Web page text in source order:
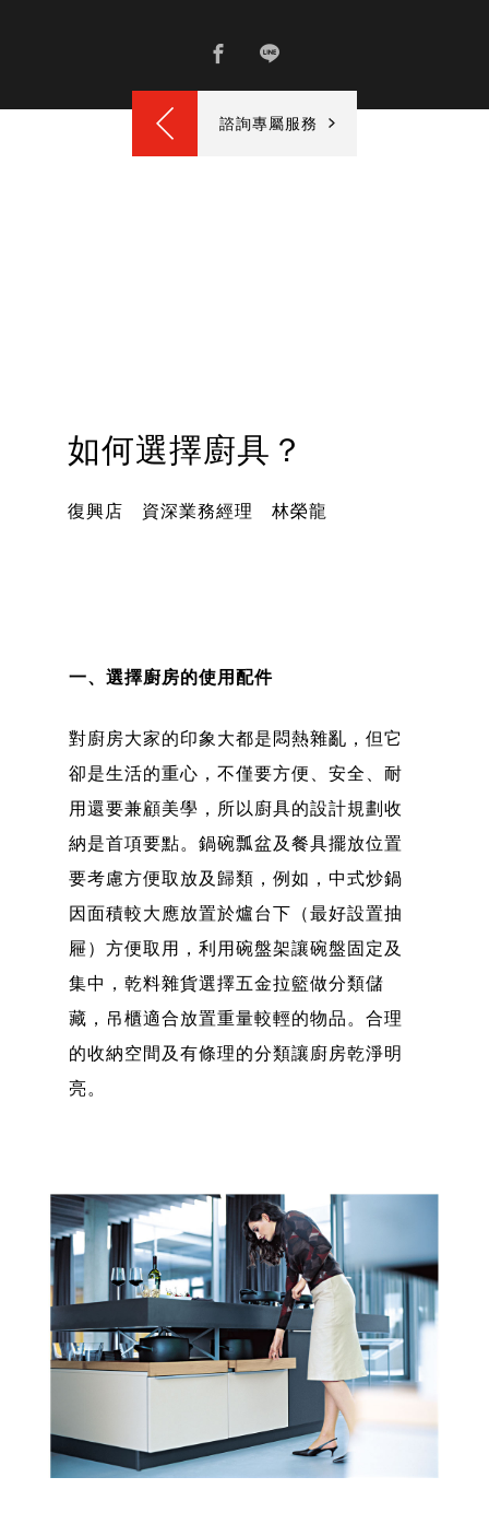
諮詢專屬服務
如何選擇廚具？
復興店 資深業務經理 林榮龍
一、選擇廚房的使用配件
對廚房大家的印象大都是悶熱雜亂，但它
卻是生活的重心，不僅要方便、安全、耐
用還要兼顧美學，所以廚具的設計規劃收
納是首項要點。鍋碗瓢盆及餐具擺放位置
要考慮方便取放及歸類，例如，中式炒鍋
因面積較大應放置於爐台下（最好設置抽
屜）方便取用，利用碗盤架讓碗盤固定及
集中，乾料雜貨選擇五金拉籃做分類儲
藏，吊櫃適合放置重量較輕的物品。合理
的收納空間及有條理的分類讓廚房乾淨明
亮。